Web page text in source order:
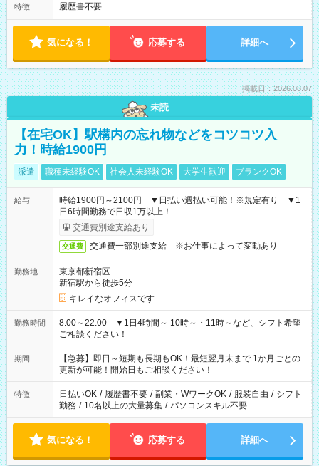
特徴 履歴書不要
気になる！ 応募する 詳細へ
掲載日：2026.08.07
未読
【在宅OK】駅構内の忘れ物などをコツコツ入
力！時給1900円
派遣 職種未経験OK 社会人未経験OK 大学生歓迎 ブランクOK
給与
時給1900円～2100円 ▼日払い週払い可能！※規定有り ▼1
日6時間勤務で日収1万以上！
交通費別途支給あり
交通費 交通費一部別途支給 ※お仕事によって変動あり
勤務地
東京都新宿区
新宿駅から徒歩5分
キレイなオフィスです
勤務時間
8:00～22:00 ▼1日4時間～ 10時～・11時～など、シフト希望
ご相談ください！
期間
【急募】即日～短期も長期もOK！最短翌月末まで 1か月ごとの
更新が可能！開始日もご相談ください！
特徴 日払いOK / 履歴書不要 / 副業・WワークOK / 服装自由 / シフト
勤務 / 10名以上の大量募集 / パソコンスキル不要
気になる！ 応募する 詳細へ